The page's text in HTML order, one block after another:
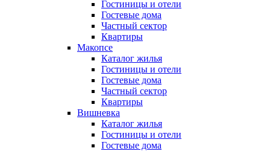
Гостиницы и отели
Гостевые дома
Частный сектор
Квартиры
Макопсе
Каталог жилья
Гостиницы и отели
Гостевые дома
Частный сектор
Квартиры
Вишневка
Каталог жилья
Гостиницы и отели
Гостевые дома